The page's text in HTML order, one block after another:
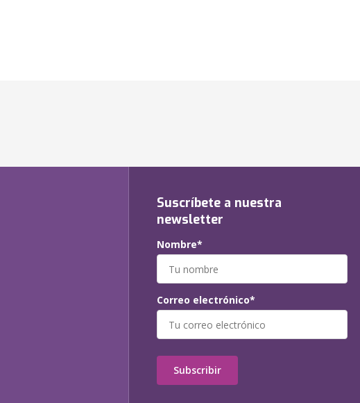
Suscríbete a nuestra
newsletter
Nombre*
Correo electrónico*
Subscribir